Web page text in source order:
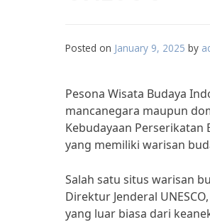
Posted on January 9, 2025 by
Pesona Wisata Budaya
mancanegara maupun
Kebudayaan Perserikatan
yang memiliki warisan
Salah satu situs warisan
Direktur Jenderal
yang luar biasa dari